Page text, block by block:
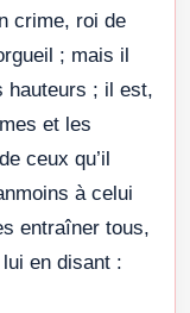
crime, roi de
; mais il
hauteurs ; il est,
et les
ceux qu’il
à celui
entraîner tous,
en disant :